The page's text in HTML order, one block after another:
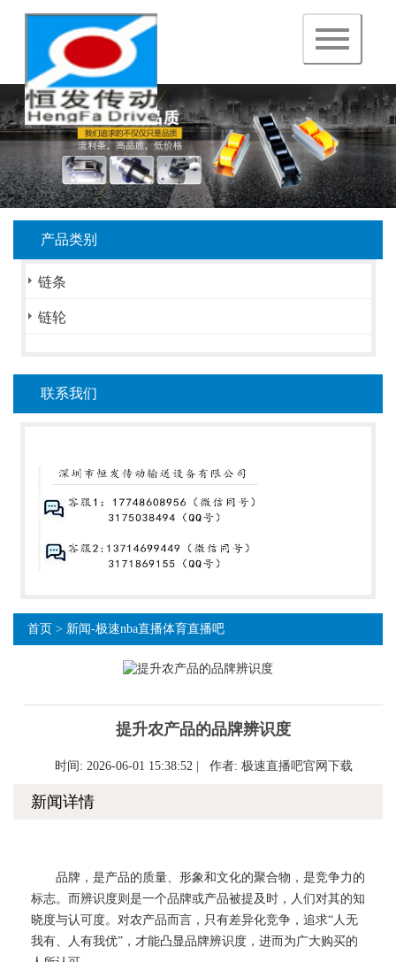
navigation
产品类别
链条
链轮
联系我们
首页 > 新闻-极速nba直播体育直播吧
提升农产品的品牌辨识度
时间: 2026-06-01 15:38:52 | 作者: 极速直播吧官网下载
新闻详情
品牌，是产品的质量、形象和文化的聚合物，是竞争力的
标志。而辨识度则是一个品牌或产品被提及时，人们对其的知
晓度与认可度。对农产品而言，只有差异化竞争，追求“人无
我有、人有我优”，才能凸显品牌辨识度，进而为广大购买的